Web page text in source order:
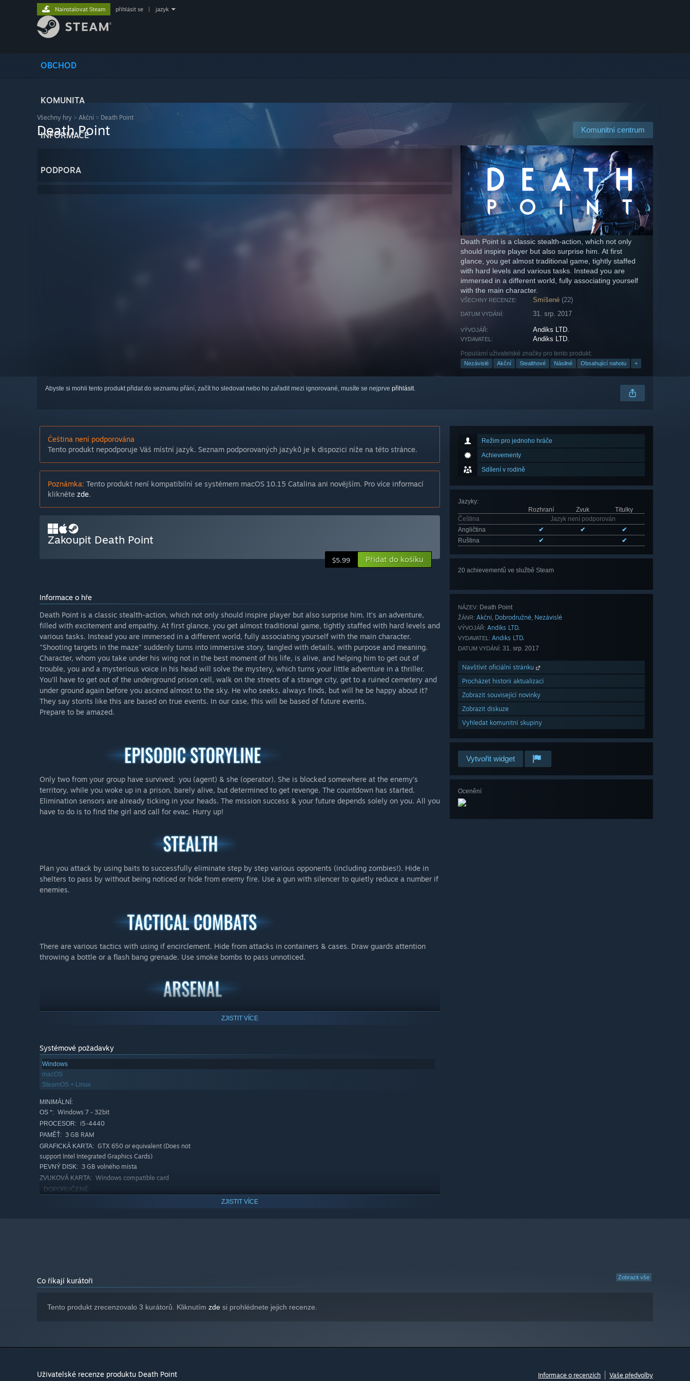
OBCHOD
KOMUNITA
INFORMACE
PODPORA
Nainstalovat Steam přihlásit se jazyk
Všechny hry > Akční > Death Point
Komunitní centrum
Death Point
Death Point is a classic stealth-action, which not only
should inspire player but also surprise him. At first
glance, you get almost traditional game, tightly staffed
with hard levels and various tasks. Instead you are
immersed in a different world, fully associating yourself
with the main character.
VŠECHNY RECENZE: Smíšené (22)
DATUM VYDÁNÍ: 31. srp. 2017
VÝVOJÁŘ: Andiks LTD.
VYDAVATEL: Andiks LTD.
Populární uživatelské značky pro tento produkt:
Nezávislé Akční Stealthové Násilné Obsahující nahotu +
Abyste si mohli tento produkt přidat do seznamu přání, začít ho sledovat nebo ho zařadit mezi ignorované, musíte se nejprve přihlásit.
Režim pro jednoho hráče
Achievementy
Sdílení v rodině
Jazyky:
Rozhraní
Zvuk
Titulky
Čeština
Jazyk není podporován
Angličtina
✔ ✔
✔
Ruština
✔ ✔
20 achievementů ve službě Steam
NÁZEV: Death Point
ŽÁNR: Akční, Dobrodružné, Nezávislé
VÝVOJÁŘ: Andiks LTD.
VYDAVATEL: Andiks LTD.
DATUM VYDÁNÍ: 31. srp. 2017
Navštívit oficiální stránku
Procházet historii aktualizací
Zobrazit související novinky
Zobrazit diskuze
Vyhledat komunitní skupiny
Vytvořit widget
Ocenění
Čeština není podporována
Tento produkt nepodporuje Váš místní jazyk. Seznam podporovaných jazyků je k dispozici níže na této stránce.
Poznámka: Tento produkt není kompatibilní se systémem macOS 10.15 Catalina ani novějším. Pro více informací
klikněte zde.
Zakoupit Death Point
$5.99 Přidat do košíku
Informace o hře
Death Point is a classic stealth-action, which not only should inspire player but also surprise him. It’s an adventure,
filled with excitement and empathy. At first glance, you get almost traditional game, tightly staffed with hard levels and
various tasks. Instead you are immersed in a different world, fully associating yourself with the main character.
"Shooting targets in the maze" suddenly turns into immersive story, tangled with details, with purpose and meaning.
Character, whom you take under his wing not in the best moment of his life, is alive, and helping him to get out of
trouble, you and a mysterious voice in his head will solve the mystery, which turns your little adventure in a thriller.
You’ll have to get out of the underground prison cell, walk on the streets of a strange city, get to a ruined cemetery and
under ground again before you ascend almost to the sky. He who seeks, always finds, but will he be happy about it?
They say storits like this are based on true events. In our case, this will be based of future events.
Prepare to be amazed.
Only two from your group have survived: you (agent) & she (operator). She is blocked somewhere at the enemy’s
territory, while you woke up in a prison, barely alive, but determined to get revenge. The countdown has started.
Elimination sensors are already ticking in your heads. The mission success & your future depends solely on you. All you
have to do is to find the girl and call for evac. Hurry up!
Plan you attack by using baits to successfully eliminate step by step various opponents (including zombies!). Hide in
shelters to pass by without being noticed or hide from enemy fire. Use a gun with silencer to quietly reduce a number if
enemies.
There are various tactics with using if encirclement. Hide from attacks in containers & cases. Draw guards attention
throwing a bottle or a flash bang grenade. Use smoke bombs to pass unnoticed.
To survive you can use any kind of weapon you would like: a gun with a silencer, a shot gun, an ‘UZI’ weapon, a land
∙ Up to 12 hours gameplay with interesting challenges of single player game
∙ Wide range of weapons, guns & gadgets
∙ Low PC system requirements
∙ Competent and accurate elaboration of any location.
∙ High quality & stylish HD graphics
∙ Variations of mission passing
∙ Captivating storyline
∙ Dynamic gameplay
ZJISTIT VÍCE
Systémové požadavky
Windows
macOS
SteamOS + Linux
MINIMÁLNÍ:
OS *: Windows 7 - 32bit
PROCESOR: i5-4440
PAMĚŤ: 3 GB RAM
GRAFICKÁ KARTA: GTX 650 or equivalent (Does not
support Intel Integrated Graphics Cards)
PEVNÝ DISK: 3 GB volného místa
ZVUKOVÁ KARTA: Windows compatible card
DOPORUČENÉ:
ZJISTIT VÍCE
Zobrazit vše
Co říkají kurátoři
Tento produkt zrecenzovalo 3 kurátorů. Kliknutím zde si prohlédnete jejich recenze.
Uživatelské recenze produktu Death Point Informace o recenzích Vaše předvolby